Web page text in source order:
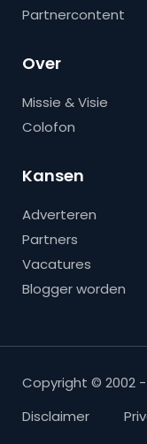
Partnercontent
Over
Missie & Visie
Colofon
Kansen
Adverteren
Partners
Vacatures
Blogger worden
Copyright © 2002
Disclaimer